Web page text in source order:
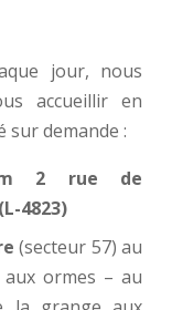
jour, nous
accueillir en
sur demande :
2 rue de
4823)
(secteur 57) au
ormes – au